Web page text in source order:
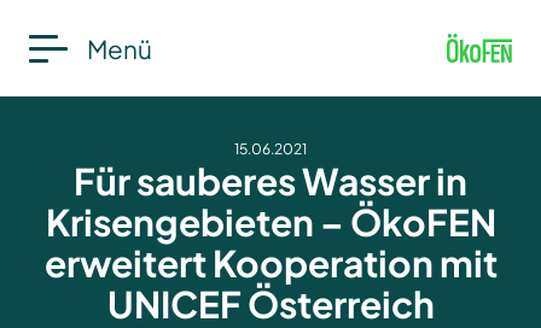
Menü
15.06.2021
Für sauberes Wasser in
Krisengebieten – ÖkoFEN
erweitert Kooperation mit
UNICEF Österreich